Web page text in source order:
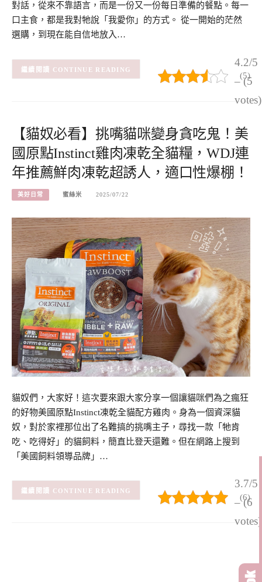
對話，從來不靠語言，而是一份又一份每日準備的餐點。每一
口主食，都是我對牠說「我愛你」的方式。 從一開始的茫然
選購，到現在能自信地放入…
4.2/5
– (5
votes)
(5)
CONTINUE READING
【貓奴必看】挑嘴貓咪變身貪吃鬼！美
國原點Instinct雞肉凍乾全貓糧，WDJ連
年推薦鮮肉凍乾超誘人，適口性爆棚！
美好日常 蜜絲米 2025/07/22
貓奴們，大家好！這次要來跟大家分享一個讓貓咪們為之瘋狂
的好物美國原點Instinct凍乾全貓配方雞肉。身為一個資深貓
奴，對於家裡那位出了名難搞的挑嘴主子，尋找一款「牠肯
吃、吃得好」的貓飼料，簡直比登天還難。但在網路上搜到
「美國飼料領導品牌」…
3.7/5
– (6
votes)
(6)
CONTINUE READING